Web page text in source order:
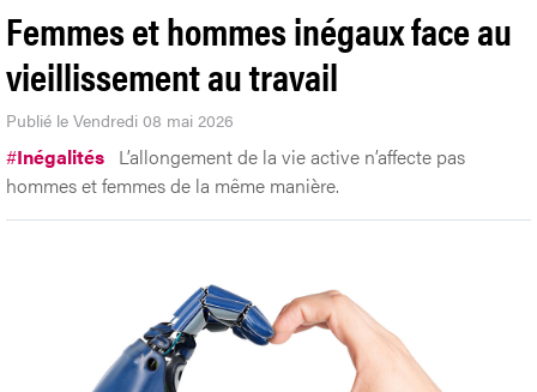
Femmes et hommes inégaux face au
vieillissement au travail
Publié le Vendredi 08 mai 2026
#Inégalités L’allongement de la vie active n’affecte pas
hommes et femmes de la même manière.